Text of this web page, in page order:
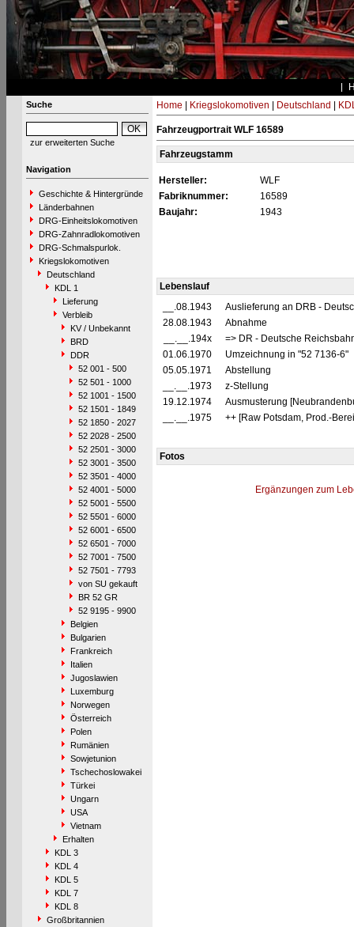
Suche
zur erweiterten Suche
Navigation
Geschichte & Hintergründe
Länderbahnen
DRG-Einheitslokomotiven
DRG-Zahnradlokomotiven
DRG-Schmalspurlok.
Kriegslokomotiven
Deutschland
KDL 1
Lieferung
Verbleib
KV / Unbekannt
BRD
DDR
52 001 - 500
52 501 - 1000
52 1001 - 1500
52 1501 - 1849
52 1850 - 2027
52 2028 - 2500
52 2501 - 3000
52 3001 - 3500
52 3501 - 4000
52 4001 - 5000
52 5001 - 5500
52 5501 - 6000
52 6001 - 6500
52 6501 - 7000
52 7001 - 7500
52 7501 - 7793
von SU gekauft
BR 52 GR
52 9195 - 9900
Belgien
Bulgarien
Frankreich
Italien
Jugoslawien
Luxemburg
Norwegen
Österreich
Polen
Rumänien
Sowjetunion
Tschechoslowakei
Türkei
Ungarn
USA
Vietnam
Erhalten
KDL 3
KDL 4
KDL 5
KDL 7
KDL 8
Großbritannien
Home Kriegslokomotiven Deutschland
Fahrzeugportrait WLF 16589
Fahrzeugstamm
Hersteller:
WLF
Fabriknummer:
16589
Baujahr:
1943
Lebenslauf
__.08.1943
Auslieferung an DRB -
28.08.1943
Abnahme
__.__.194x
=> DR - Deutsche
01.06.1970
Umzeichnung in "52 7136-6"
05.05.1971
Abstellung
__.__.1973
z-Stellung
19.12.1974
Ausmusterung
__.__.1975
++ [Raw Potsdam, Prod.-
Fotos
Ergänzungen zum